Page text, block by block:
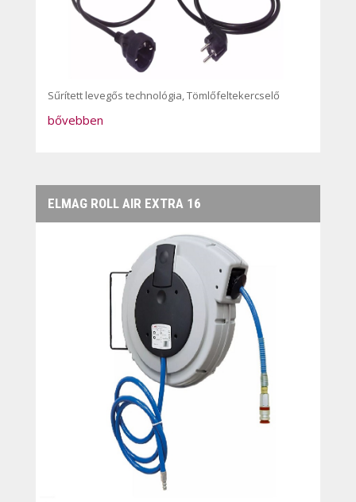
Sűrített levegős technológia,Tömlőfeltekercselő
bővebben
ELMAG ROLL AIR EXTRA 16